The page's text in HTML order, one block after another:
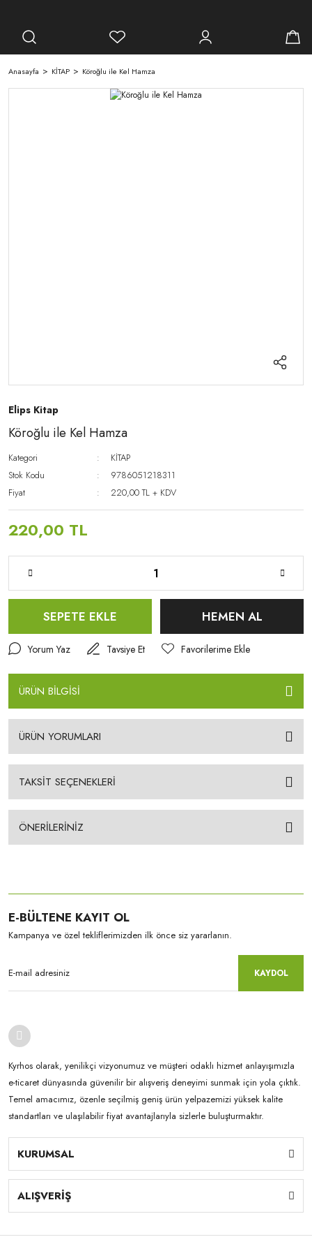
Anasayfa KİTAP Köroğlu ile Kel Hamza
Elips Kitap
Köroğlu ile Kel Hamza
Kategori
KİTAP
Stok Kodu
9786051218311
Fiyat
220,00 TL + KDV
220,00 TL
SEPETE EKLE HEMEN AL
Yorum Yaz Tavsiye Et
ÜRÜN BİLGİSİ
ÜRÜN YORUMLARI
TAKSİT SEÇENEKLERİ
ÖNERİLERİNİZ
E-BÜLTENE KAYIT OL
Kampanya ve özel tekliflerimizden ilk önce siz yararlanın.
KAYDOL
Kyrhos olarak, yenilikçi vizyonumuz ve müşteri odaklı hizmet anlayışımızla
e-ticaret dünyasında güvenilir bir alışveriş deneyimi sunmak için yola çıktık.
Temel amacımız, özenle seçilmiş geniş ürün yelpazemizi yüksek kalite
standartları ve ulaşılabilir fiyat avantajlarıyla sizlerle buluşturmaktır.
KURUMSAL
ALIŞVERİŞ